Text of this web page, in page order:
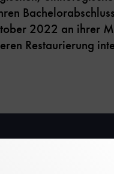
2022 an ihrer
Restaurierung